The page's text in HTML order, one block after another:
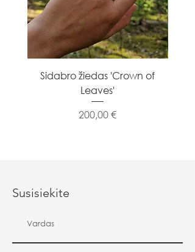
Sidabro žiedas 'Crown of
Leaves'
Kaina
200,00 €
Susisiekite